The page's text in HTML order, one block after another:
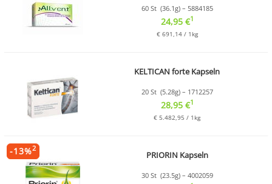
60 St (36.1g) – 5884185
24,95 €1
€ 691,14 / 1kg
KELTICAN forte Kapseln
20 St (5.28g) – 1712257
28,95 €1
€ 5.482,95 / 1kg
PRIORIN Kapseln
30 St (23.5g) – 4002059
-13%2